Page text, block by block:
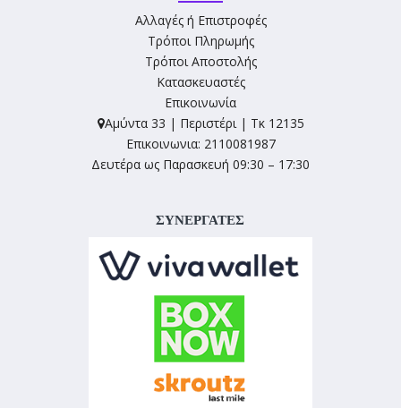
Αλλαγές ή Επιστροφές
Τρόποι Πληρωμής
Τρόποι Αποστολής
Κατασκευαστές
Επικοινωνία
Αμύντα 33 | Περιστέρι | Τκ 12135
Επικοινωνια: 2110081987
Δευτέρα ως Παρασκευή 09:30 – 17:30
ΣΥΝΕΡΓΑΤΕΣ